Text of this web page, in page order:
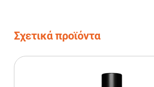
Σχετικά προϊόντα